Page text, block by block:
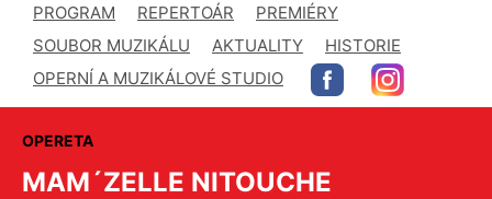
PROGRAM REPERTOÁR
PREMIÉRY
SOUBOR MUZIKÁLU
AKTUALITY
HISTORIE
OPERNÍ A MUZIKÁLOVÉ STUDIO
OPERETA
MAM´ZELLE NITOUCHE